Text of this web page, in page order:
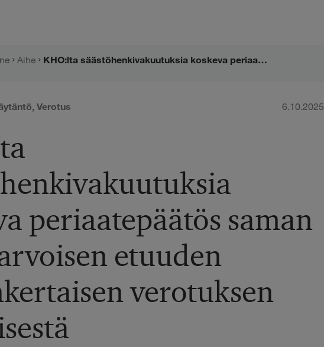
Aihe KHO:lta säästöhenkivakuutuksia koskeva periaatepäätös saman rahanarvoisen etuuden kaksinkertaisen verotuksen estämisestä
,Verotus 6.10.2025
periaatepäätös saman
etuuden
verotuksen